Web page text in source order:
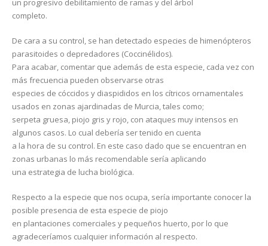
un progresivo debilitamiento de ramas y del árbol
completo.
De cara a su control, se han detectado especies de himenópteros
parasitoides o depredadores (Coccinélidos).
Para acabar, comentar que además de esta especie, cada vez con
más frecuencia pueden observarse otras
especies de cóccidos y diaspididos en los cítricos ornamentales
usados en zonas ajardinadas de Murcia, tales como;
serpeta gruesa, piojo gris y rojo, con ataques muy intensos en
algunos casos. Lo cual debería ser tenido en cuenta
a la hora de su control. En este caso dado que se encuentran en
zonas urbanas lo más recomendable sería aplicando
una estrategia de lucha biológica.
Respecto a la especie que nos ocupa, sería importante conocer la
posible presencia de esta especie de piojo
en plantaciones comerciales y pequeños huerto, por lo que
agradeceríamos cualquier información al respecto.